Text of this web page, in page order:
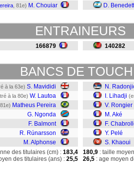
, 81e) M. Chouiar
D.
ENTRAINEURS
166879 140282
BANCS DE
à la 63e) S. Mavididi
à la 80e) W. Lautoa
Matheus Pereira
G. Ngonda
F. Balmont
R. Rúnarsson
M. Alphonse
N.
I. Lihadji
V. Rongier
M. Aké
F.
Y. Pelé
S. Khaoui
des titulaires (cm) : 183,4
des titulaires (ans) : 25,5
180,9 : taille
26,5 : age moyen